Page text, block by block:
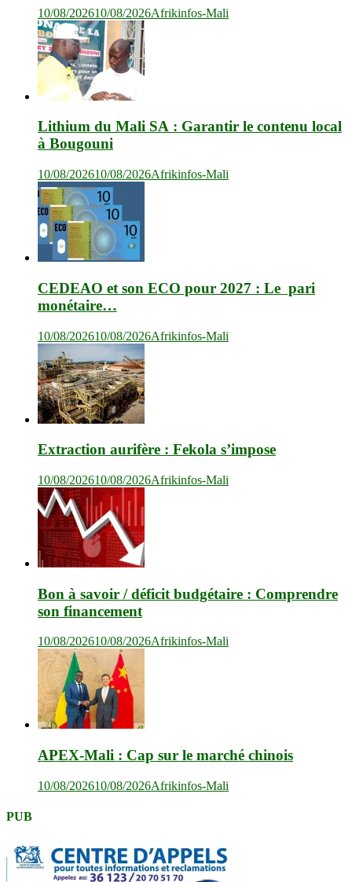
10/08/202610/08/2026Afrikinfos-Mali
Lithium du Mali SA : Garantir le contenu local
à Bougouni
10/08/202610/08/2026Afrikinfos-Mali
CEDEAO et son ECO pour 2027 : Le pari
monétaire…
10/08/202610/08/2026Afrikinfos-Mali
Extraction aurifère : Fekola s’impose
10/08/202610/08/2026Afrikinfos-Mali
Bon à savoir / déficit budgétaire : Comprendre
son financement
10/08/202610/08/2026Afrikinfos-Mali
APEX-Mali : Cap sur le marché chinois
10/08/202610/08/2026Afrikinfos-Mali
PUB